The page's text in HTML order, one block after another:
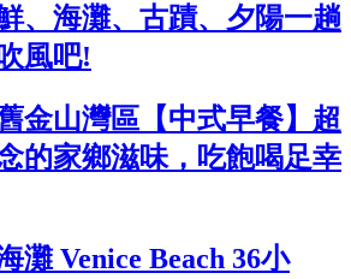
、海灘、古蹟、夕陽一趟
風吧!
金山灣區【中式早餐】超
的家鄉滋味，吃飽喝足幸
灘 Venice Beach 36小